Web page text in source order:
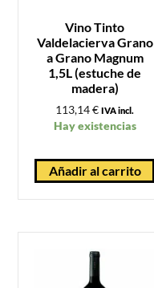
Vino Tinto
Valdelacierva Grano
a Grano Magnum
1,5L (estuche de
madera)
113,14€ IVA incl.
Hay existencias
Añadir al carrito